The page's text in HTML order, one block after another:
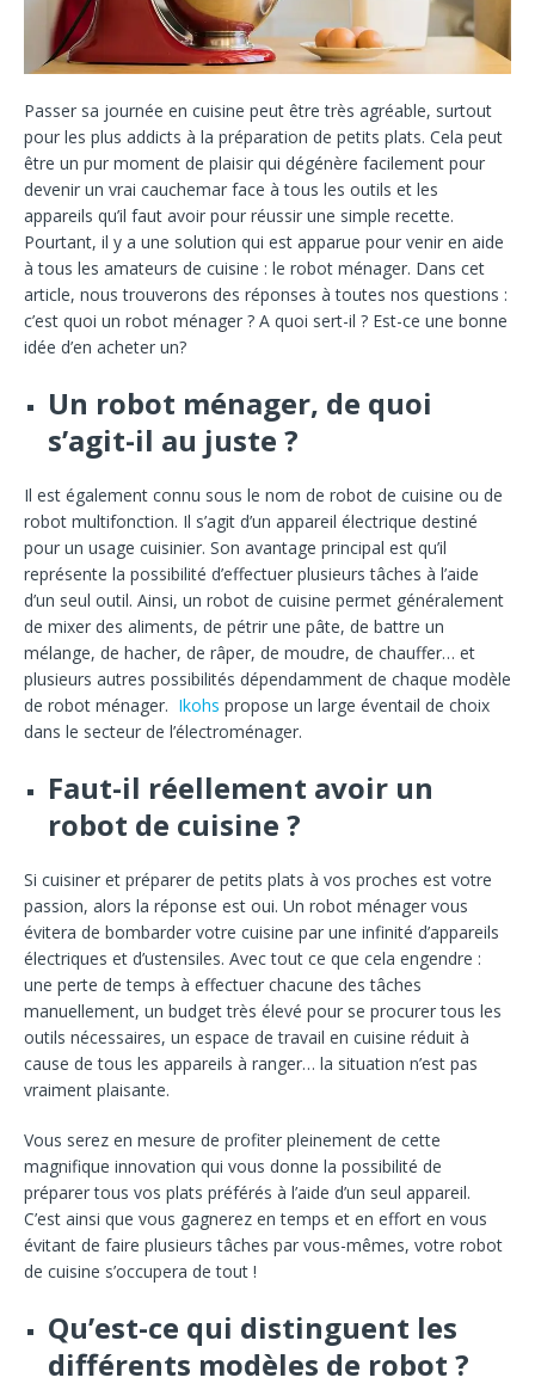
Passer sa journée en cuisine peut être très agréable, surtout
pour les plus addicts à la préparation de petits plats. Cela peut
être un pur moment de plaisir qui dégénère facilement pour
devenir un vrai cauchemar face à tous les outils et les
appareils qu’il faut avoir pour réussir une simple recette.
Pourtant, il y a une solution qui est apparue pour venir en aide
à tous les amateurs de cuisine : le robot ménager. Dans cet
article, nous trouverons des réponses à toutes nos questions :
c’est quoi un robot ménager ? A quoi sert-il ? Est-ce une bonne
idée d’en acheter un?
Un robot ménager, de quoi
s’agit-il au juste ?
Il est également connu sous le nom de robot de cuisine ou de
robot multifonction. Il s’agit d’un appareil électrique destiné
pour un usage cuisinier. Son avantage principal est qu’il
représente la possibilité d’effectuer plusieurs tâches à l’aide
d’un seul outil. Ainsi, un robot de cuisine permet généralement
de mixer des aliments, de pétrir une pâte, de battre un
mélange, de hacher, de râper, de moudre, de chauffer… et
plusieurs autres possibilités dépendamment de chaque modèle
de robot ménager. Ikohs propose un large éventail de choix
dans le secteur de l’électroménager.
Faut-il réellement avoir un
robot de cuisine ?
Si cuisiner et préparer de petits plats à vos proches est votre
passion, alors la réponse est oui. Un robot ménager vous
évitera de bombarder votre cuisine par une infinité d’appareils
électriques et d’ustensiles. Avec tout ce que cela engendre :
une perte de temps à effectuer chacune des tâches
manuellement, un budget très élevé pour se procurer tous les
outils nécessaires, un espace de travail en cuisine réduit à
cause de tous les appareils à ranger… la situation n’est pas
vraiment plaisante.
Vous serez en mesure de profiter pleinement de cette
magnifique innovation qui vous donne la possibilité de
préparer tous vos plats préférés à l’aide d’un seul appareil.
C’est ainsi que vous gagnerez en temps et en effort en vous
évitant de faire plusieurs tâches par vous-mêmes, votre robot
de cuisine s’occupera de tout !
Qu’est-ce qui distinguent les
différents modèles de robot ?